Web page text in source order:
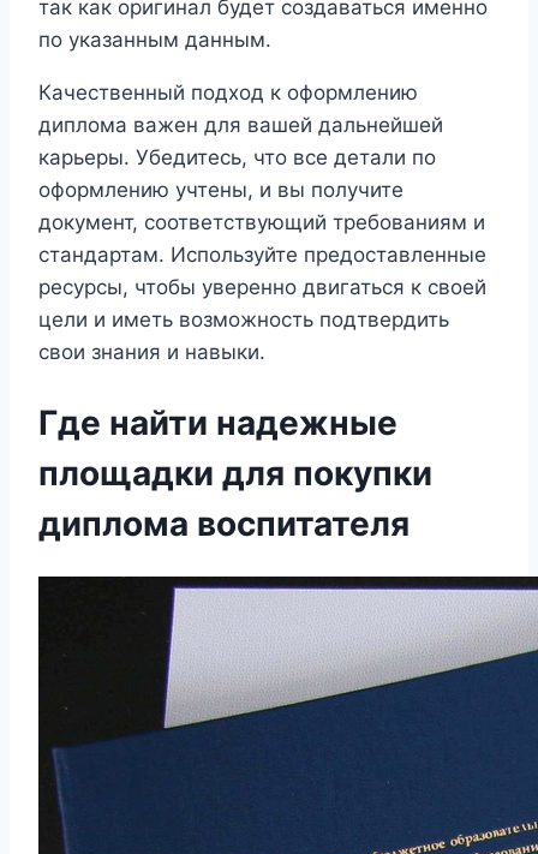
так как оригинал будет создаваться именно
по указанным данным.
Качественный подход к оформлению
диплома важен для вашей дальнейшей
карьеры. Убедитесь, что все детали по
оформлению учтены, и вы получите
документ, соответствующий требованиям и
стандартам. Используйте предоставленные
ресурсы, чтобы уверенно двигаться к своей
цели и иметь возможность подтвердить
свои знания и навыки.
Где найти надежные
площадки для покупки
диплома воспитателя